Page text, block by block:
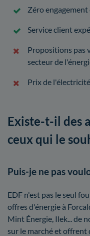
Zéro
Service client
Propositions pas
secteur de
Prix de
Existe-t-il des
ceux qui le
Puis-je ne pas
EDF n'est pas le seul
offres d'énergie à
Mint Énergie, Ilek... de
sur le marché et offrent